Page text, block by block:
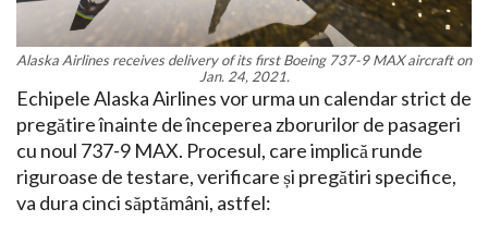
Alaska Airlines receives delivery of its first Boeing 737-9 MAX aircraft on
Jan. 24, 2021.
Echipele Alaska Airlines vor urma un calendar strict de
pregătire înainte de începerea zborurilor de pasageri
cu noul 737-9 MAX. Procesul, care implică runde
riguroase de testare, verificare și pregătiri specifice,
va dura cinci săptămâni, astfel: